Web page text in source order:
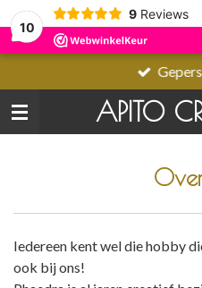
10
9 Reviews
APITO
Iedereen kent wel die hobby
ook bij ons!